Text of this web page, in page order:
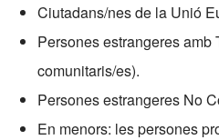
Ciutadans/nes de la Unió
Persones estrangeres
comunitaris/es).
Persones estrangeres No
En menors: les persones